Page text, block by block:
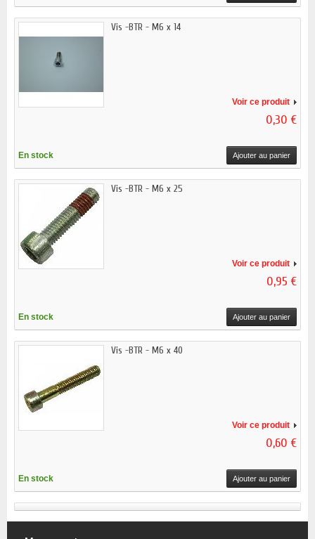
Vis -BTR - M6 x 14
Voir ce produit
0,30 €
En stock Ajouter au panier
Vis -BTR - M6 x 25
Voir ce produit
0,95 €
En stock Ajouter au panier
Vis -BTR - M6 x 40
Voir ce produit
0,60 €
En stock Ajouter au panier